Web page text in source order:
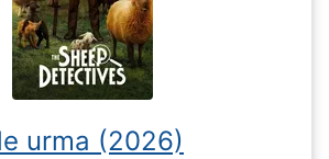
urma (2026)